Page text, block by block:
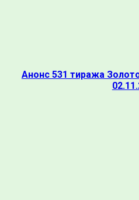
Анонс 531 тиража